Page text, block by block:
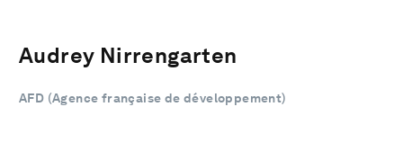
Audrey Nirrengarten
AFD (Agence française de développement)